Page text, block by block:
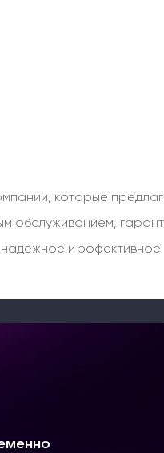
которые
обслуживанием,
и эффективное